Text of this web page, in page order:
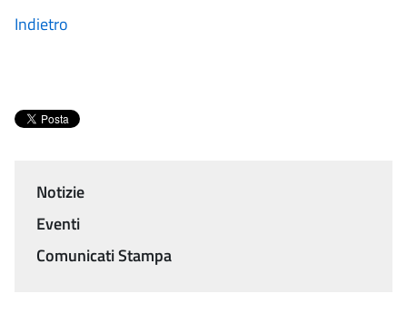
Indietro
Menu
Notizie
Eventi
Comunicati Stampa